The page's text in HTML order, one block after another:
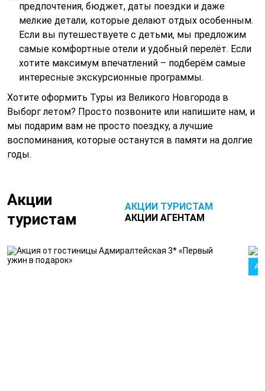
предпочтения, бюджет, даты поездки и даже
мелкие детали, которые делают отдых особенным.
Если вы путешествуете с детьми, мы предложим
самые комфортные отели и удобный перелёт. Если
хотите максимум впечатлений – подберём самые
интересные экскурсионные программы.
Хотите оформить Туры из Великого Новгорода в
Выборг летом? Просто позвоните или напишите нам, и
мы подарим вам не просто поездку, а лучшие
воспоминания, которые останутся в памяти на долгие
годы.
Акции
туристам
АКЦИИ ТУРИСТАМ
АКЦИИ АГЕНТАМ